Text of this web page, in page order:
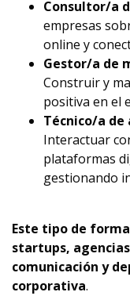
Consultor/a
empresas
online y
Gestor/a de
Construir y
positiva en el
Técnico/a
Interactuar
plataformas
gestionando
Este tipo de
startups,
comunicación y
corporativa.